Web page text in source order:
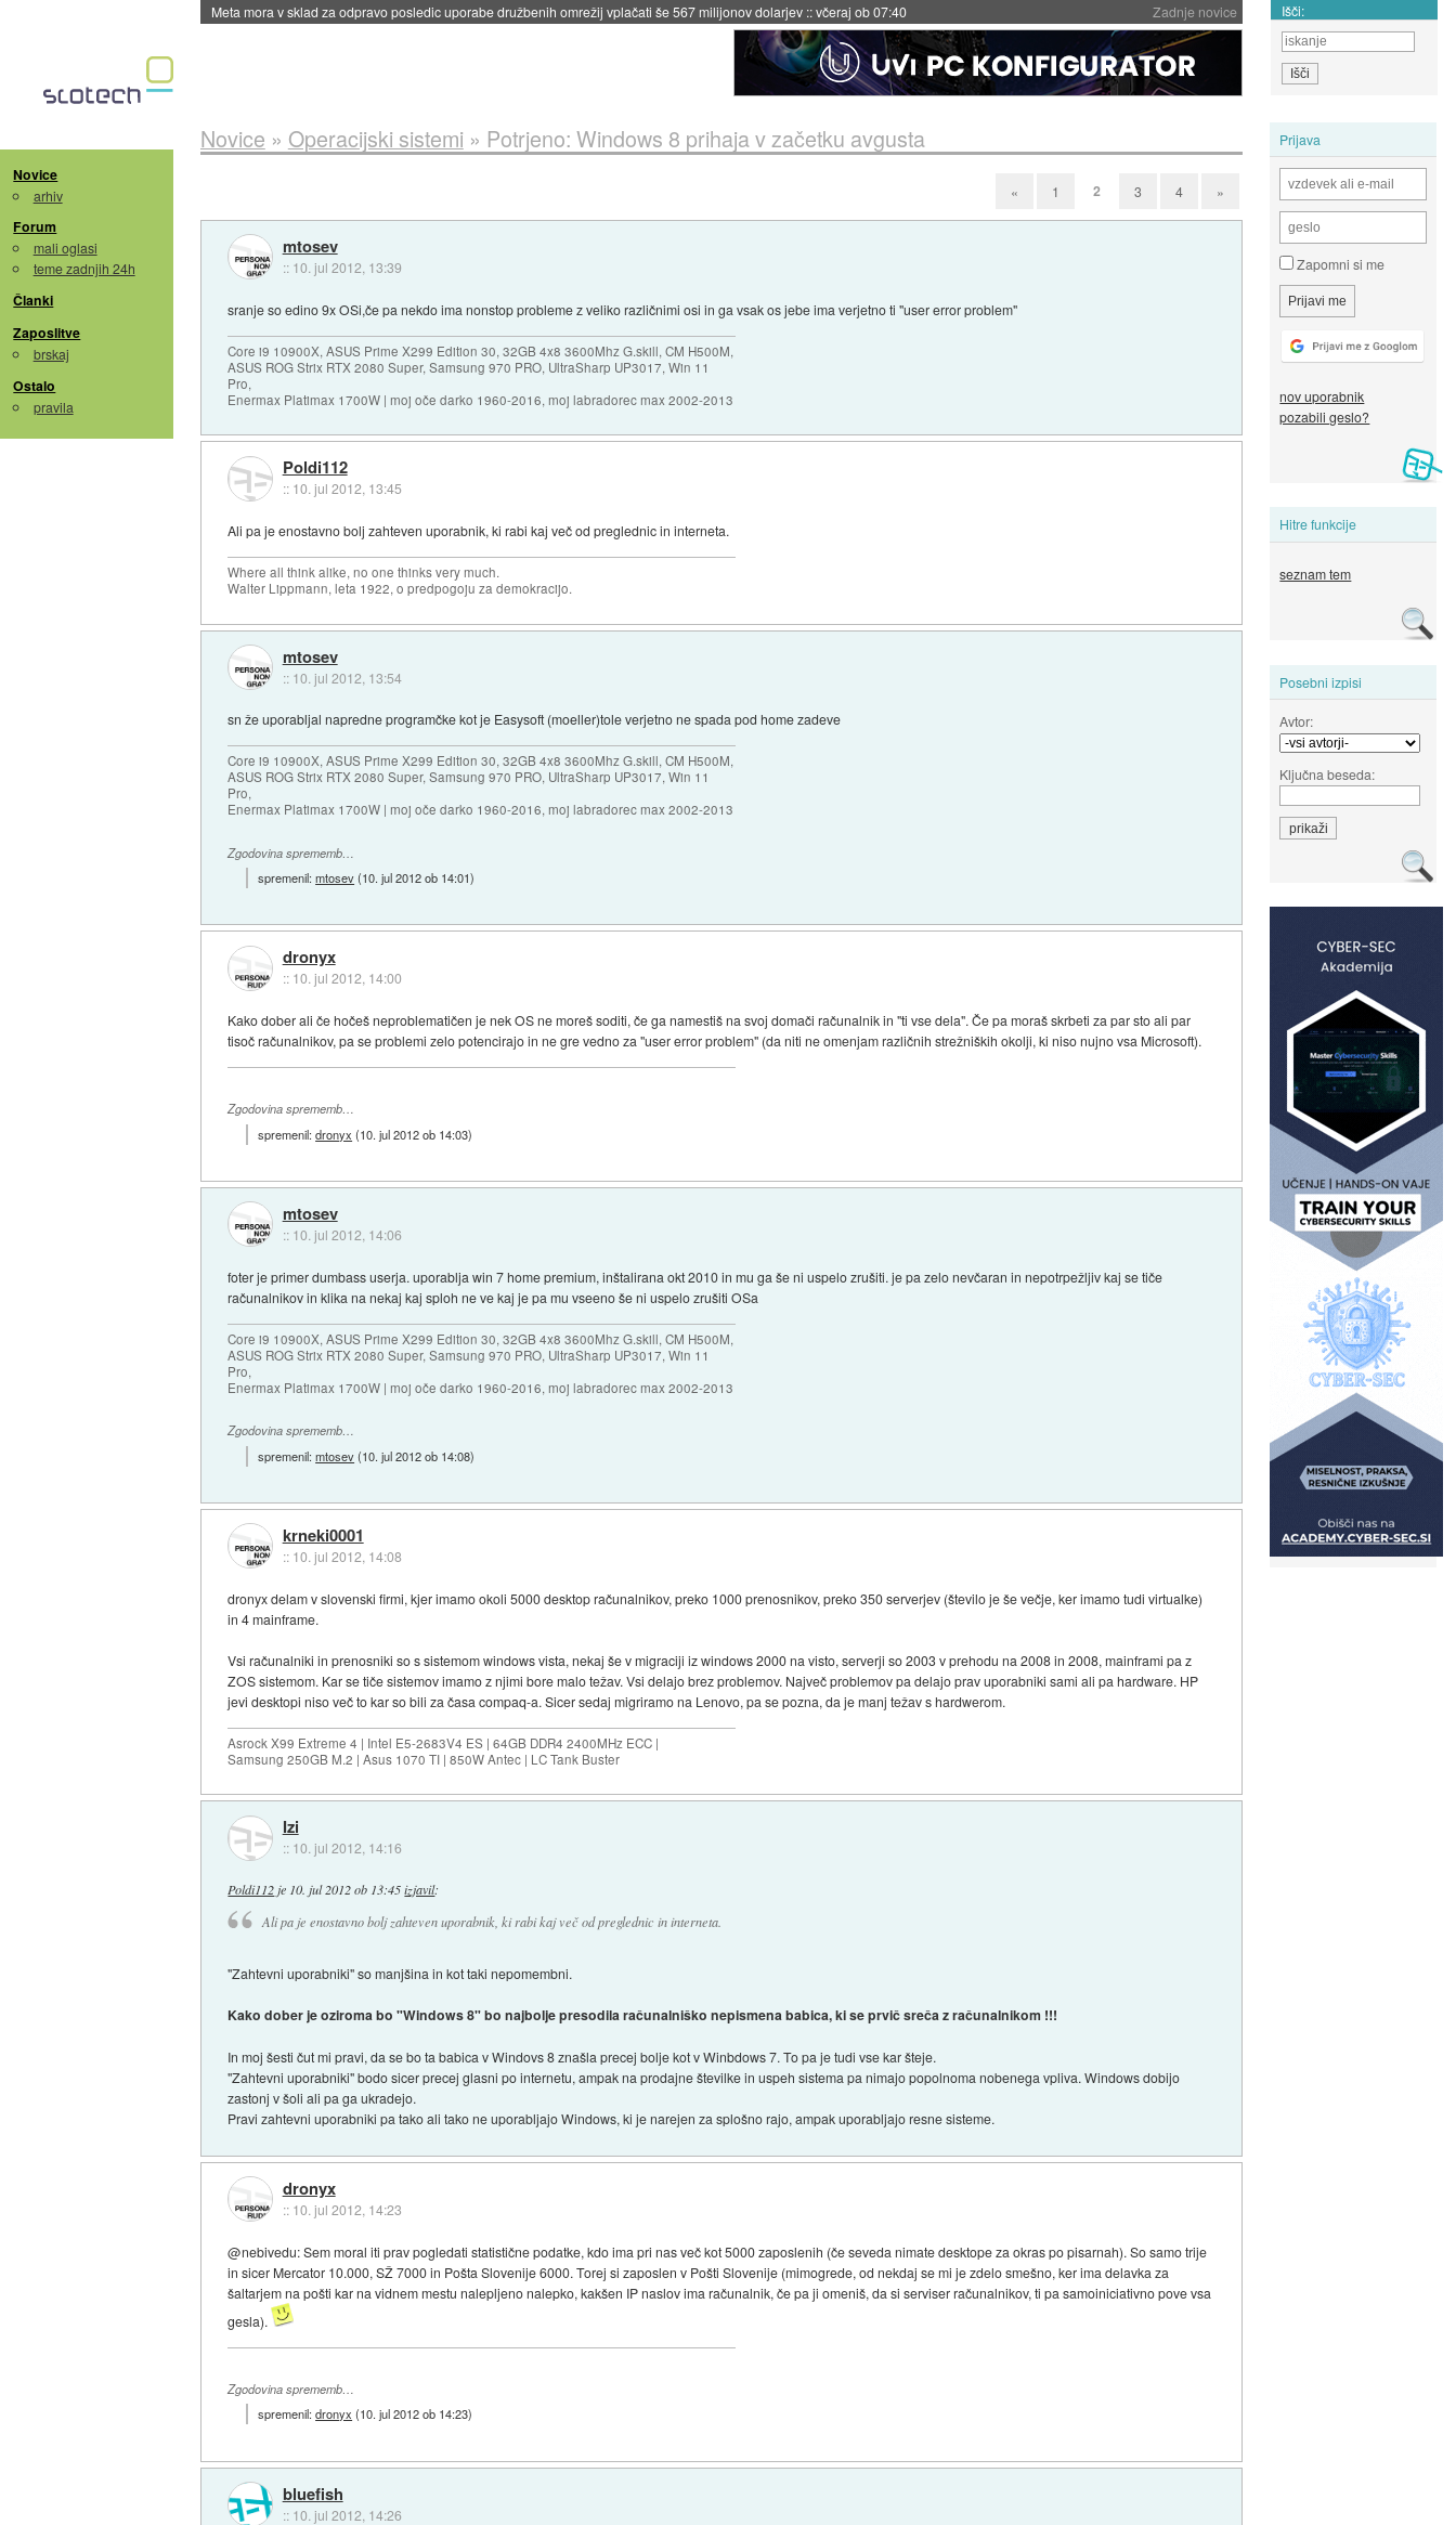
Zadnje novice
Meta mora v sklad za odpravo posledic uporabe družbenih omrežij vplačati še 567 milijonov dolarjev ::včeraj ob 07:40 Išči:
Novice
arhiv
Forum
mali oglasi
teme zadnjih 24h
Članki
Zaposlitve
brskaj
Ostalo
pravila
Prijava
Zapomni si me
nov uporabnik
pozabili geslo?
Hitre funkcije
seznam tem
Posebni izpisi
Avtor:
Ključna beseda:
Novice » Operacijski sistemi » Potrjeno: Windows 8 prihaja v začetku avgusta
« 1 2 3 4 »
mtosev
:: 10. jul 2012, 13:39
sranje so edino 9x OSi,če pa nekdo ima nonstop probleme z veliko različnimi osi in ga vsak os jebe ima verjetno ti "user error problem"
Core i9 10900X, ASUS Prime X299 Edition 30, 32GB 4x8 3600Mhz G.skill, CM H500M,
ASUS ROG Strix RTX 2080 Super, Samsung 970 PRO, UltraSharp UP3017, Win 11
Pro,
Enermax Platimax 1700W | moj oče darko 1960-2016, moj labradorec max 2002-2013
Poldi112
:: 10. jul 2012, 13:45
Ali pa je enostavno bolj zahteven uporabnik, ki rabi kaj več od preglednic in interneta.
Where all think alike, no one thinks very much.
Walter Lippmann, leta 1922, o predpogoju za demokracijo.
mtosev
:: 10. jul 2012, 13:54
sn že uporabljal napredne programčke kot je Easysoft (moeller)tole verjetno ne spada pod home zadeve
Core i9 10900X, ASUS Prime X299 Edition 30, 32GB 4x8 3600Mhz G.skill, CM H500M,
ASUS ROG Strix RTX 2080 Super, Samsung 970 PRO, UltraSharp UP3017, Win 11
Pro,
Enermax Platimax 1700W | moj oče darko 1960-2016, moj labradorec max 2002-2013
Zgodovina sprememb…
spremenil:mtosev(10. jul 2012 ob 14:01)
dronyx
:: 10. jul 2012, 14:00
Kako dober ali če hočeš neproblematičen je nek OS ne moreš soditi, če ga namestiš na svoj domači računalnik in "ti vse dela". Če pa moraš skrbeti za par sto ali par
tisoč računalnikov, pa se problemi zelo potencirajo in ne gre vedno za "user error problem" (da niti ne omenjam različnih strežniških okolji, ki niso nujno vsa Microsoft).
Zgodovina sprememb…
spremenil:dronyx (10. jul 2012 ob 14:03)
mtosev
:: 10. jul 2012, 14:06
foter je primer dumbass userja. uporablja win 7 home premium, inštalirana okt 2010 in mu ga še ni uspelo zrušiti. je pa zelo nevčaran in nepotrpežljiv kaj se tiče
računalnikov in klika na nekaj kaj sploh ne ve kaj je pa mu vseeno še ni uspelo zrušiti OSa
Core i9 10900X, ASUS Prime X299 Edition 30, 32GB 4x8 3600Mhz G.skill, CM H500M,
ASUS ROG Strix RTX 2080 Super, Samsung 970 PRO, UltraSharp UP3017, Win 11
Pro,
Enermax Platimax 1700W | moj oče darko 1960-2016, moj labradorec max 2002-2013
Zgodovina sprememb…
spremenil:mtosev(10. jul 2012 ob 14:08)
krneki0001
:: 10. jul 2012, 14:08
dronyx delam v slovenski firmi, kjer imamo okoli 5000 desktop računalnikov, preko 1000 prenosnikov, preko 350 serverjev (število je še večje, ker imamo tudi virtualke)
in 4 mainframe.
Vsi računalniki in prenosniki so s sistemom windows vista, nekaj še v migraciji iz windows 2000 na visto, serverji so 2003 v prehodu na 2008 in 2008, mainframi pa z
ZOS sistemom. Kar se tiče sistemov imamo z njimi bore malo težav. Vsi delajo brez problemov. Največ problemov pa delajo prav uporabniki sami ali pa hardware. HP
jevi desktopi niso več to kar so bili za časa compaq-a. Sicer sedaj migriramo na Lenovo, pa se pozna, da je manj težav s hardwerom.
Asrock X99 Extreme 4 | Intel E5-2683V4 ES | 64GB DDR4 2400MHz ECC |
Samsung 250GB M.2 | Asus 1070 TI | 850W Antec | LC Tank Buster
Izi
:: 10. jul 2012, 14:16
Poldi112 je 10. jul 2012 ob 13:45 izjavil:
Ali pa je enostavno bolj zahteven uporabnik, ki rabi kaj več od preglednic in interneta.
"Zahtevni uporabniki" so manjšina in kot taki nepomembni.
Kako dober je oziroma bo "Windows 8" bo najbolje presodila računalniško nepismena babica, ki se prvič sreča z računalnikom !!!
In moj šesti čut mi pravi, da se bo ta babica v Windovs 8 znašla precej bolje kot v Winbdows 7. To pa je tudi vse kar šteje.
"Zahtevni uporabniki" bodo sicer precej glasni po internetu, ampak na prodajne številke in uspeh sistema pa nimajo popolnoma nobenega vpliva. Windows dobijo
zastonj v šoli ali pa ga ukradejo.
Pravi zahtevni uporabniki pa tako ali tako ne uporabljajo Windows, ki je narejen za splošno rajo, ampak uporabljajo resne sisteme.
dronyx
:: 10. jul 2012, 14:23
@nebivedu: Sem moral iti prav pogledati statistične podatke, kdo ima pri nas več kot 5000 zaposlenih (če seveda nimate desktope za okras po pisarnah). So samo trije
in sicer Mercator 10.000, SŽ 7000 in Pošta Slovenije 6000. Torej si zaposlen v Pošti Slovenije (mimogrede, od nekdaj se mi je zdelo smešno, ker ima delavka za
šaltarjem na pošti kar na vidnem mestu nalepljeno nalepko, kakšen IP naslov ima računalnik, če pa ji omeniš, da si serviser računalnikov, ti pa samoiniciativno pove vsa
gesla).
Zgodovina sprememb…
spremenil:dronyx (10. jul 2012 ob 14:23)
bluefish
:: 10. jul 2012, 14:26